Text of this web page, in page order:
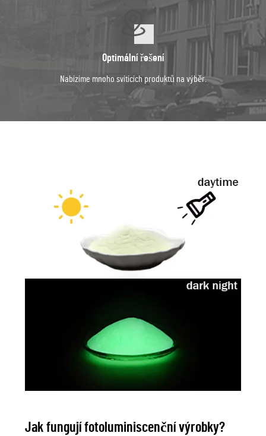
Optimální řešení
Nabízíme mnoho svítících produktů na výběr.
Jak fungují fotoluminiscenční výrobky?